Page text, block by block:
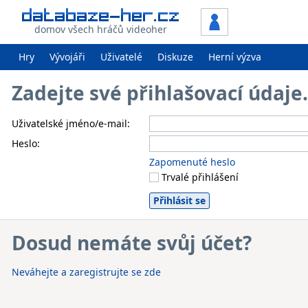
domov všech hráčů videoher
Hry Vývojáři Uživatelé Diskuze Herní výzva
Zadejte své přihlašovací
Uživatelské jméno/e-mail:
Heslo:
Zapomenuté heslo
Trvalé přihlášení
Dosud nemáte svůj účet?
Neváhejte a zaregistrujte se zde